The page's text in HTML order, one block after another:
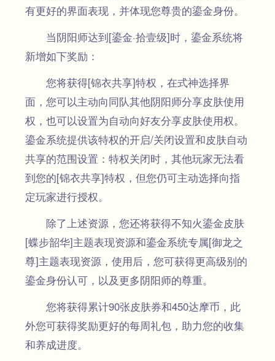
有更好的界面表现，并体现您尊贵的鎏金身份。
当阴阳师达到[鎏金·拾壹级]时，鎏金系统将
新增如下奖励：
您将获得[锦衣共享]特权，在式神选择界
面，您可以主动向同队其他阴阳师分享皮肤使用
权，也可以设置为自动向好友分享皮肤使用权。
鎏金系统提供该特权的开启/关闭设置和皮肤自动
共享的范围设置：特权关闭时，其他玩家无法看
到您的[锦衣共享]特权，但您仍可主动选择向指
定玩家进行授权。
除了上述资源，您还将获得不知火鎏金皮肤
[蝶步韶华]主题表现资源和鎏金系统专属[御龙之
尊]主题表现资源，使用后，您可获得更高级别的
鎏金身份认可，以及更多阴阳师的尊重。
您将获得累计90张皮肤券和450达摩币，此
外您可获得奖励更好的每周礼包，助力您的收集
和养成进度。